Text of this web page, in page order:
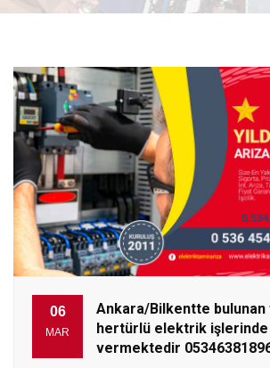
06
MAR
Ankara/Bilkentte bulunan
hertürlü elektrik
vermektedir